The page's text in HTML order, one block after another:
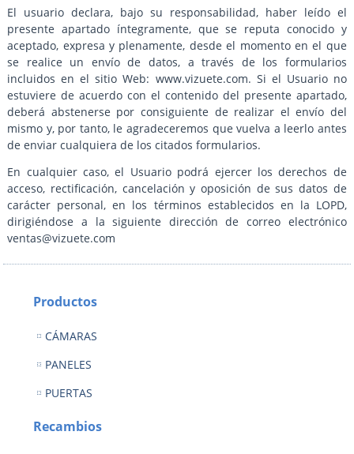
El usuario declara, bajo su responsabilidad, haber leído el
presente apartado íntegramente, que se reputa conocido y
aceptado, expresa y plenamente, desde el momento en el que
se realice un envío de datos, a través de los formularios
incluidos en el sitio Web: www.vizuete.com. Si el Usuario no
estuviere de acuerdo con el contenido del presente apartado,
deberá abstenerse por consiguiente de realizar el envío del
mismo y, por tanto, le agradeceremos que vuelva a leerlo antes
de enviar cualquiera de los citados formularios.
En cualquier caso, el Usuario podrá ejercer los derechos de
acceso, rectificación, cancelación y oposición de sus datos de
carácter personal, en los términos establecidos en la LOPD,
dirigiéndose a la siguiente dirección de correo electrónico
ventas@vizuete.com
Productos
CÁMARAS
PANELES
PUERTAS
Recambios